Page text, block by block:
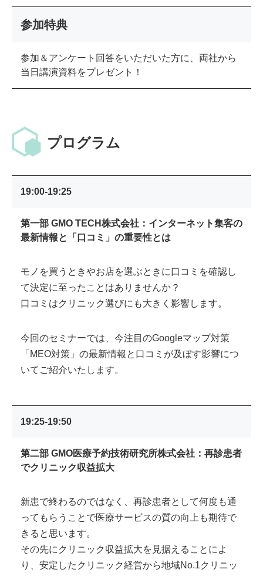
参加特典
参加＆アンケート回答をいただいた方に、両社から
当日講演資料をプレゼント！
プログラム
19:00-19:25
第一部 GMO TECH株式会社：インターネット集客の
最新情報と「口コミ」の重要性とは
モノを買うときやお店を選ぶときに口コミを確認し
て決定に至ったことはありませんか？
口コミはクリニック選びにも大きく影響します。
今回のセミナーでは、今注目のGoogleマップ対策
「MEO対策」の最新情報と口コミが及ぼす影響につ
いてご紹介いたします。
19:25-19:50
第二部 GMO医療予約技術研究所株式会社：再診患者
でクリニック収益拡大
新患で終わるのではなく、再診患者として何度も通
ってもらうことで医療サービスの質の向上も期待で
きると思います。
その先にクリニック収益拡大を見据えることによ
り、安定したクリニック経営から地域No.1クリニッ